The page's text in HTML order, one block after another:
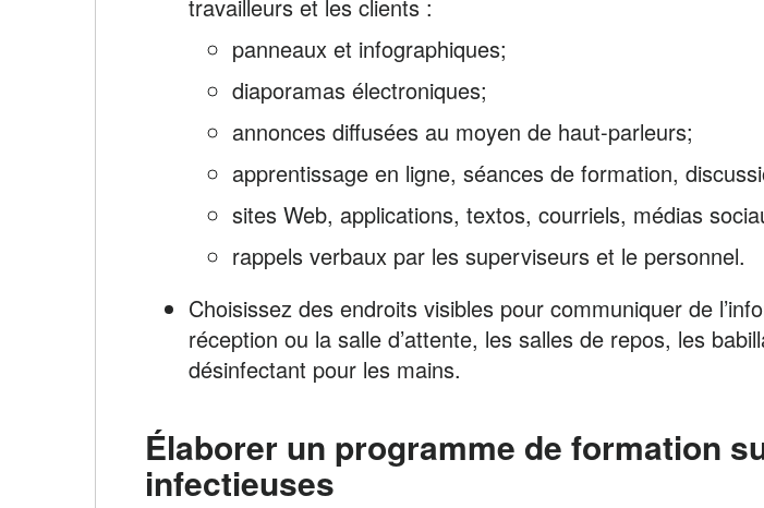
travailleurs et les clients :
panneaux et infographiques;
diaporamas électroniques;
annonces diffusées au moyen de haut-parleurs;
apprentissage en ligne, séances de formation,
sites Web, applications, textos, courriels, médias
rappels verbaux par les superviseurs et le personnel.
Choisissez des endroits visibles pour communiquer de
réception ou la salle d’attente, les salles de repos, les
désinfectant pour les mains.
Élaborer un programme de formation
infectieuses